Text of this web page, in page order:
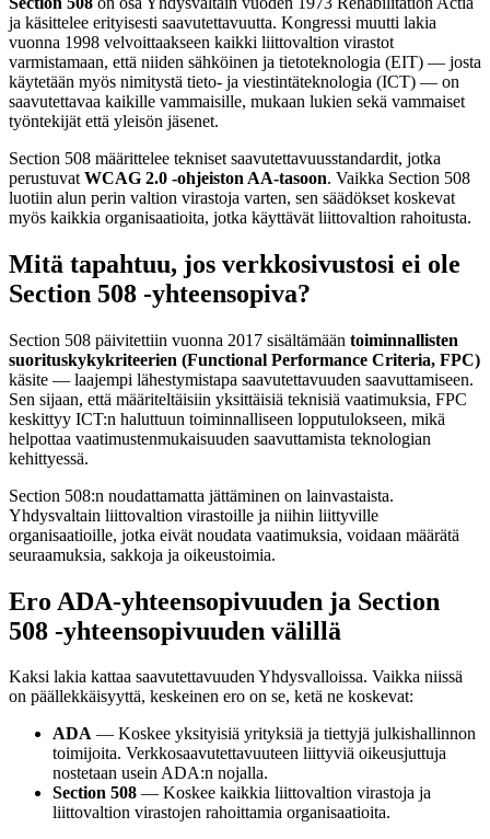
ja käsittelee erityisesti saavutettavuutta. Kongressi muutti lakia
vuonna 1998 velvoittaakseen kaikki liittovaltion virastot
varmistamaan, että niiden sähköinen ja tietoteknologia (EIT) — josta
käytetään myös nimitystä tieto- ja viestintäteknologia (ICT) — on
saavutettavaa kaikille vammaisille, mukaan lukien sekä vammaiset
työntekijät että yleisön jäsenet.
Section 508 määrittelee tekniset saavutettavuusstandardit, jotka
perustuvat WCAG 2.0 -ohjeiston AA-tasoon. Vaikka Section 508
luotiin alun perin valtion virastoja varten, sen säädökset koskevat
myös kaikkia organisaatioita, jotka käyttävät liittovaltion rahoitusta.
Mitä tapahtuu, jos verkkosivustosi ei ole
Section 508 -yhteensopiva?
Section 508 päivitettiin vuonna 2017 sisältämään toiminnallisten
suorituskykykriteerien (Functional Performance Criteria, FPC)
käsite — laajempi lähestymistapa saavutettavuuden saavuttamiseen.
Sen sijaan, että määriteltäisiin yksittäisiä teknisiä vaatimuksia, FPC
keskittyy ICT:n haluttuun toiminnalliseen lopputulokseen, mikä
helpottaa vaatimustenmukaisuuden saavuttamista teknologian
kehittyessä.
Section 508:n noudattamatta jättäminen on lainvastaista.
Yhdysvaltain liittovaltion virastoille ja niihin liittyville
organisaatioille, jotka eivät noudata vaatimuksia, voidaan määrätä
seuraamuksia, sakkoja ja oikeustoimia.
Ero ADA-yhteensopivuuden ja Section
508 -yhteensopivuuden välillä
Kaksi lakia kattaa saavutettavuuden Yhdysvalloissa. Vaikka niissä
on päällekkäisyyttä, keskeinen ero on se, ketä ne koskevat:
ADA — Koskee yksityisiä yrityksiä ja tiettyjä julkishallinnon
toimijoita. Verkkosaavutettavuuteen liittyviä oikeusjuttuja
nostetaan usein ADA:n nojalla.
Section 508 — Koskee kaikkia liittovaltion virastoja ja
liittovaltion virastojen rahoittamia organisaatioita.